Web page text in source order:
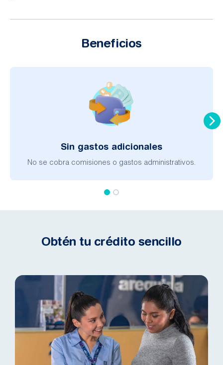
Beneficios
Sin gastos adicionales​
No se cobra comisiones o gastos administrativos.​
Obtén tu crédito sencillo